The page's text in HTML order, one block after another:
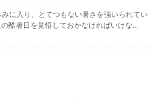
に入り、とてつもない暑さを強いられてい
酷暑日を覚悟しておかなければいけな...